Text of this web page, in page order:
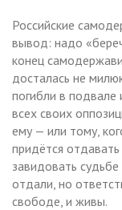
Российские
вывод: надо
конец
досталась не
погибли в подвале
всех своих
ему — или тому,
придётся
завидовать
отдали, но
свободе, и живы.